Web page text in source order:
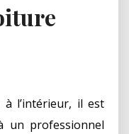
à l’intérieur, il est
un professionnel